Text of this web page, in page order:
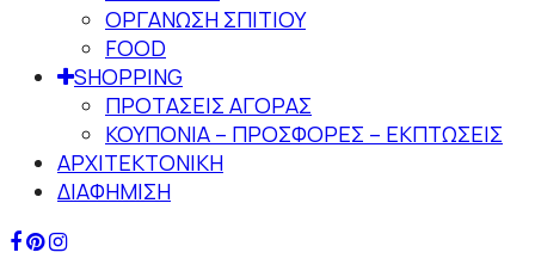
ΟΡΓΑΝΩΣΗ ΣΠΙΤΙΟΥ
FOOD
SHOPPING
ΠΡΟΤΑΣΕΙΣ ΑΓΟΡΑΣ
ΚΟΥΠΟΝΙΑ – ΠΡΟΣΦΟΡΕΣ – ΕΚΠΤΩΣΕΙΣ
ΑΡΧΙΤΕΚΤΟΝΙΚΗ
ΔΙΑΦΗΜΙΣΗ